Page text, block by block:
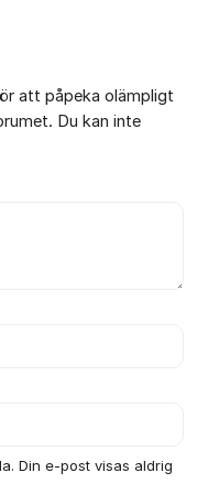
att påpeka olämpligt
Du kan inte
Din e-post visas aldrig